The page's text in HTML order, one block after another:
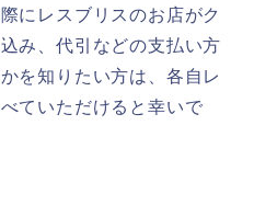
にレスブリスのお店がク
み、代引などの支払い方
を知りたい方は、各自レ
ていただけると幸いで